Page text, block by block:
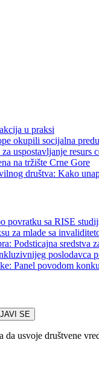
u praksi
okupili socijalna
uspostavljanje resurs
na tržište Crne Gore
društva: Kako
povratku sa RISE
za mlade sa
Podsticajna sredstva
poslodavca
Panel povodom
usvoje društvene